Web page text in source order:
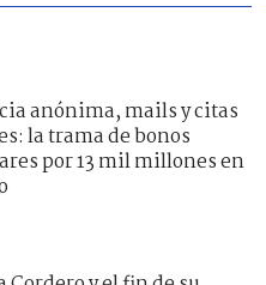
anónima, mails y citas
la trama de bonos
por 13 mil millones en